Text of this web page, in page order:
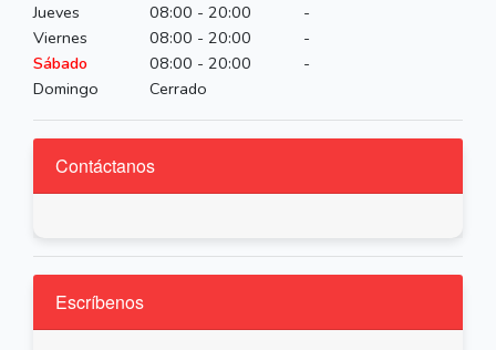
Jueves
08:00 - 20:00
-
Viernes
08:00 - 20:00
-
Sábado
08:00 - 20:00
-
Domingo
Cerrado
Contáctanos
Escríbenos